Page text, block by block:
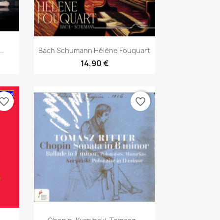
Aperçu rapide
Bach Schumann Hélène Fouquart
14,90 €
favorite_border